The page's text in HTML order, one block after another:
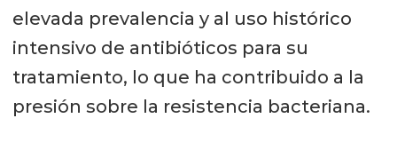
elevada prevalencia y al uso histórico
intensivo de antibióticos para su
tratamiento, lo que ha contribuido a la
presión sobre la resistencia bacteriana.